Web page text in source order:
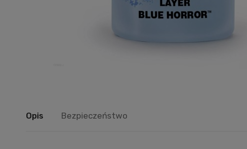
Opis Bezpieczeństwo